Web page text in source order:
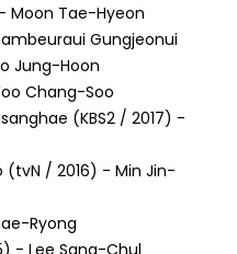
Moon Tae-Hyeon
Gungjeonui
Jung-Hoon
Chang-Soo
(KBS2 / 2017) -
(tvN / 2016) - Min Jin-
Ryong
- Lee Sang-Chul